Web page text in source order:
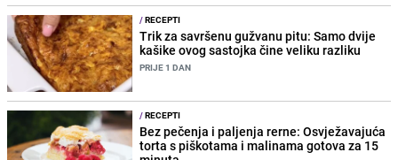
/RECEPTI
Trik za savršenu gužvanu pitu: Samo dvije
kašike ovog sastojka čine veliku razliku
PRIJE 1 DAN
/RECEPTI
Bez pečenja i paljenja rerne: Osvježavajuća
torta s piškotama i malinama gotova za 15